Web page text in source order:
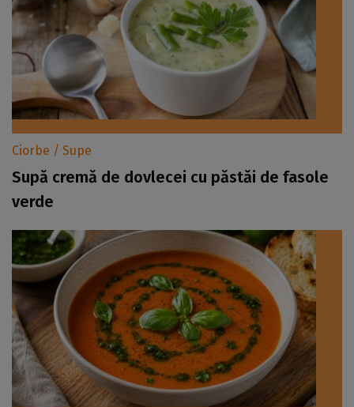
Ciorbe / Supe
Supă cremă de dovlecei cu păstăi de fasole
verde